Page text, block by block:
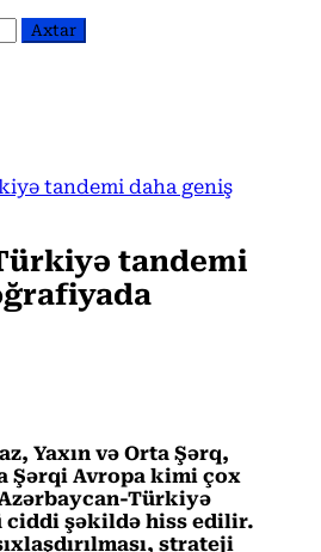
tandemi daha geniş
tandemi
Yaxın və Orta Şərq,
Şərqi Avropa kimi çox
Türkiyə
şəkildə hiss edilir.
strateji